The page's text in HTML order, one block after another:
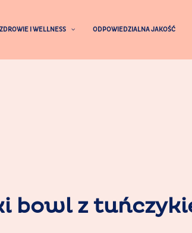
ZDROWIE I WELLNESS ODPOWIEDZIALNA JAKOŚĆ
bowl z